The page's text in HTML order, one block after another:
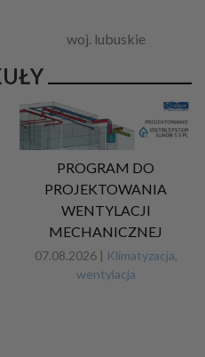
woj. lubuskie
PROGRAM DO
PROJEKTOWANIA
WENTYLACJI
MECHANICZNEJ
07.08.2026 | Klimatyzacja,
wentylacja